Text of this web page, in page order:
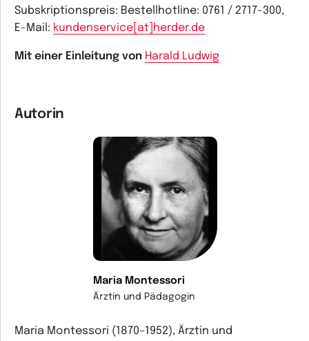
Subskriptionspreis: Bestellhotline: 0761 / 2717-300,
E-Mail: kundenservice[at]herder.de
Mit einer Einleitung von Harald Ludwig
Autorin
Maria Montessori
Ärztin und Pädagogin
Maria Montessori (1870–1952), Ärztin und